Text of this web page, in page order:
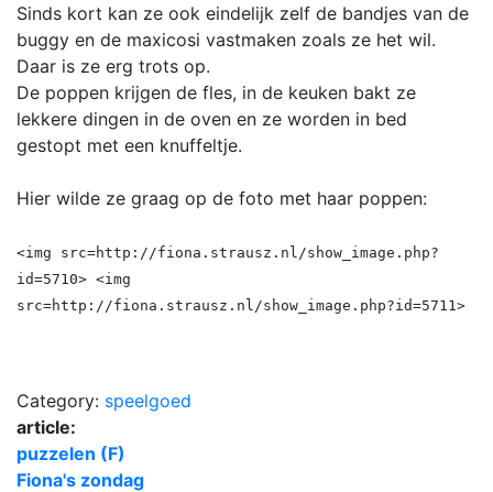
Sinds kort kan ze ook eindelijk zelf de bandjes van de
buggy en de maxicosi vastmaken zoals ze het wil.
Daar is ze erg trots op.
De poppen krijgen de fles, in de keuken bakt ze
lekkere dingen in de oven en ze worden in bed
gestopt met een knuffeltje.
Hier wilde ze graag op de foto met haar poppen:
<img src=http://fiona.strausz.nl/show_image.php?
id=5710> <img
src=http://fiona.strausz.nl/show_image.php?id=5711>
Category: speelgoed
article:
puzzelen (F)
Fiona's zondag